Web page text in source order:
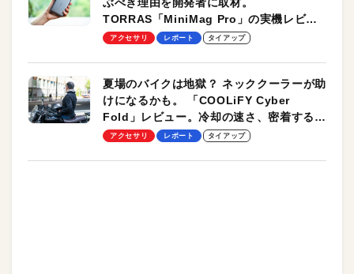
ぶべき理由を開発者に取材。
TORRAS「MiniMag Pro」の実機レビュ
ーも
アクセサリ レポート タイアップ
夏場のバイクは地獄？ ネッククーラーが助
けになるかも。 「COOLiFY Cyber
Fold」レビュー。冷却の速さ、密着する冷
却プレート、シンプルな操作性がグッド！
アクセサリ レポート タイアップ